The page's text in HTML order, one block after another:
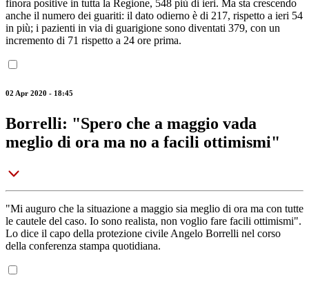
finora positive in tutta la Regione, 548 più di ieri. Ma sta crescendo
anche il numero dei guariti: il dato odierno è di 217, rispetto a ieri 54
in più; i pazienti in via di guarigione sono diventati 379, con un
incremento di 71 rispetto a 24 ore prima.
02 Apr 2020 - 18:45
Borrelli: "Spero che a maggio vada
meglio di ora ma no a facili ottimismi"
"Mi auguro che la situazione a maggio sia meglio di ora ma con tutte
le cautele del caso. Io sono realista, non voglio fare facili ottimismi".
Lo dice il capo della protezione civile Angelo Borrelli nel corso
della conferenza stampa quotidiana.